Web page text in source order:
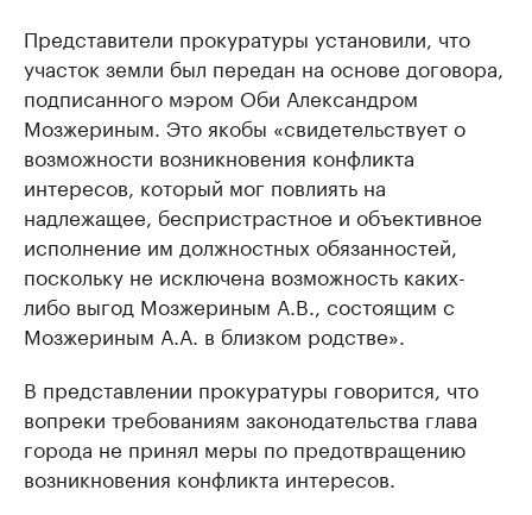
Представители прокуратуры установили, что
участок земли был передан на основе договора,
подписанного мэром Оби Александром
Мозжериным. Это якобы «свидетельствует о
возможности возникновения конфликта
интересов, который мог повлиять на
надлежащее, беспристрастное и объективное
исполнение им должностных обязанностей,
поскольку не исключена возможность каких-
либо выгод Мозжериным А.В., состоящим с
Мозжериным А.А. в близком родстве».
В представлении прокуратуры говорится, что
вопреки требованиям законодательства глава
города не принял меры по предотвращению
возникновения конфликта интересов.